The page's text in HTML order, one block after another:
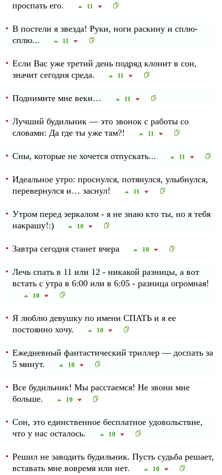
проспать его.
11
В постели я звезда! Руки, ноги раскину и сплю-
сплю...
11
Если Вас уже третий день подряд клонит в сон,
значит сегодня среда.
11
Поднимите мне веки… 11
Лучший будильник — это звонок с работы со
словами: Да где ты уже там?!
11
Сны, которые не хочется отпускать... 11
Идеальное утро: проснулся, потянулся, улыбнулся,
перевернулся и… заснул!
11
Утром перед зеркалом - я не знаю кто ты, но я тебя
накрашу!:)
10
Завтра сегодня станет вчера 10
Лечь спать в 11 или 12 - никакой разницы, а вот
встать с утра в 6:00 или в 6:05 - разница огромная!
10
Я люблю девушку по имени СПАТЬ и я ее
постоянно хочу.
10
Ежедневный фантастический триллер — доспать за
5 минут.
10
Все будильник! Мы расстаемся! Не звони мне
больше.
10
Сон, это единственное бесплатное удовольствие,
что у нас осталось.
10
Решил не заводить будильник. Пусть судьба решает,
вставать мне вовремя или нет.
10